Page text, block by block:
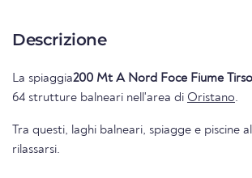
Descrizione
La spiaggia200 Mt A Nord Foce Fiume Tirso
64 strutture balneari nell'area di Oristano.
Tra questi, laghi balneari, spiagge e piscine
rilassarsi.